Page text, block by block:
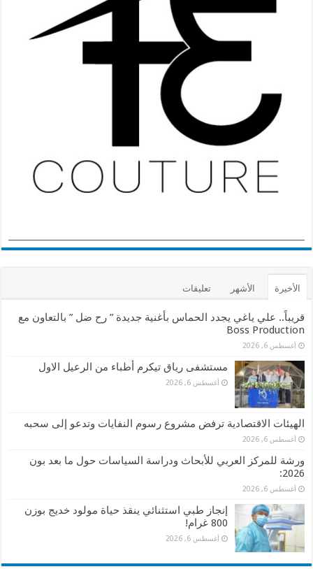
الأخيرة الأشهر تعليقات
قريباً.. علي ياغي يجدد الحماس بأغنية جديدة ” رح ضل ” بالتعاون مع
Boss Production
أغسطس 6, 2026
مستشفى رياق تيكرم أطباء من الرعيل الاول
أغسطس 6, 2026
الهيئات الاقتصادية ترفض مشروع رسوم النفايات وتدعو إلى سحبه
أغسطس 6, 2026
ورشة للمركز العربي للأبحاث ودراسة السياسات حول ما بعد بون
2026:
أغسطس 6, 2026
إنجاز طبي استثنائي ينقذ حياة مولود خديج بوزن
800 غرام!
أغسطس 6, 2026